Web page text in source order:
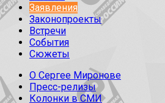
Заявления
Законопроекты
Встречи
События
Сюжеты
О Сергее Миронове
Пресс-релизы
Колонки в СМИ